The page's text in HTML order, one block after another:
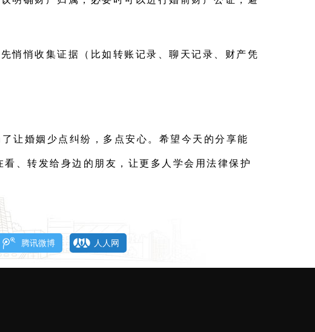
悄悄收集证据（比如转账记录、聊天记录、财产凭
让婚姻少点纠纷，多点安心。希望今天的分享能
、转发给身边的朋友，让更多人学会用法律保护
腾讯微博 人人网